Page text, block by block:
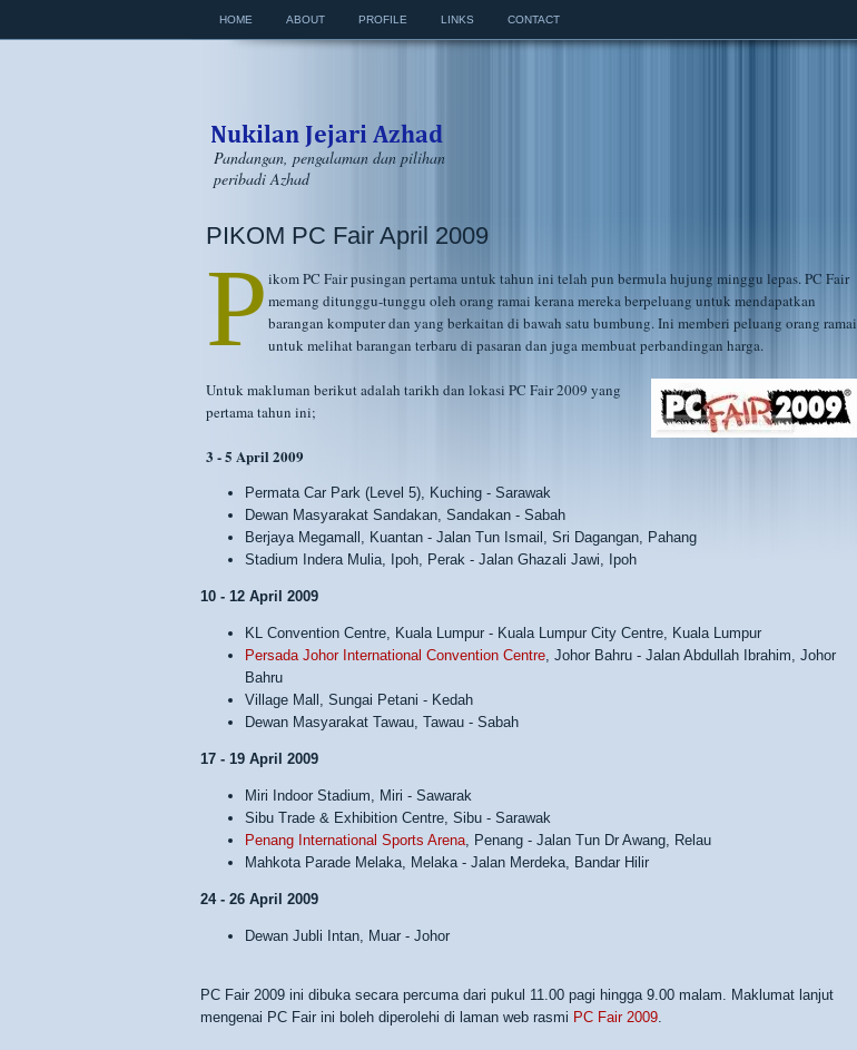
HOME ABOUT PROFILE LINKS CONTACT
Pandangan, pengalaman dan pilihan
peribadi Azhad
PIKOM PC Fair April 2009
P ikom PC Fair pusingan pertama untuk tahun ini telah pun bermula hujung minggu lepas. PC Fair
memang ditunggu-tunggu oleh orang ramai kerana mereka berpeluang untuk mendapatkan
barangan komputer dan yang berkaitan di bawah satu bumbung. Ini memberi peluang orang ramai
untuk melihat barangan terbaru di pasaran dan juga membuat perbandingan harga.
Untuk makluman berikut adalah tarikh dan lokasi PC Fair 2009 yang
pertama tahun ini;
3 - 5 April 2009
Permata Car Park (Level 5), Kuching - Sarawak
Dewan Masyarakat Sandakan, Sandakan - Sabah
Berjaya Megamall, Kuantan - Jalan Tun Ismail, Sri Dagangan, Pahang
Stadium Indera Mulia, Ipoh, Perak - Jalan Ghazali Jawi, Ipoh
10 - 12 April 2009
KL Convention Centre, Kuala Lumpur - Kuala Lumpur City Centre, Kuala Lumpur
Persada Johor International Convention Centre, Johor Bahru - Jalan Abdullah Ibrahim, Johor
Bahru
Village Mall, Sungai Petani - Kedah
Dewan Masyarakat Tawau, Tawau - Sabah
17 - 19 April 2009
Miri Indoor Stadium, Miri - Sawarak
Sibu Trade & Exhibition Centre, Sibu - Sarawak
Penang International Sports Arena, Penang - Jalan Tun Dr Awang, Relau
Mahkota Parade Melaka, Melaka - Jalan Merdeka, Bandar Hilir
24 - 26 April 2009
Dewan Jubli Intan, Muar - Johor
PC Fair 2009 ini dibuka secara percuma dari pukul 11.00 pagi hingga 9.00 malam. Maklumat lanjut
mengenai PC Fair ini boleh diperolehi di laman web rasmi PC Fair 2009.